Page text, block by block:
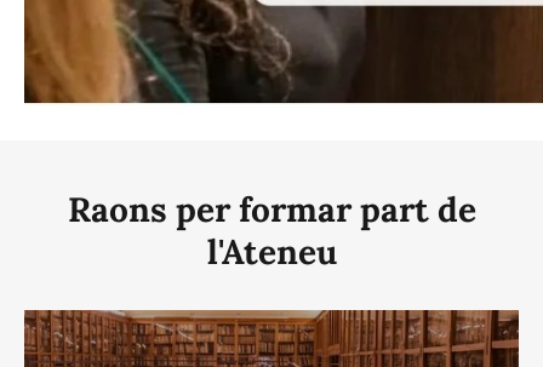
Raons per formar part de
l'Ateneu